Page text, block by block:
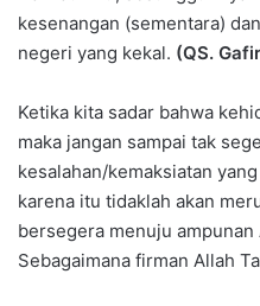
kesenangan (sementara)
negeri yang kekal. (QS.
Ketika kita sadar bahwa
maka jangan sampai tak
kesalahan/kemaksiatan
karena itu tidaklah akan
bersegera menuju
Sebagaimana firman Allah